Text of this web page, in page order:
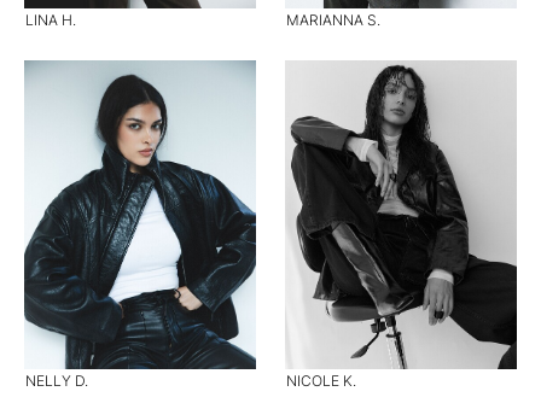
LINA H. MARIANNA S.
NELLY D. NICOLE K.